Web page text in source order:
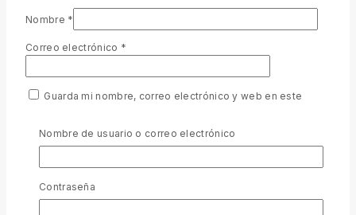
Nombre *
Correo electrónico *
Guarda mi nombre, correo electrónico y web en este
For security, use of Google's reCAPTCHA service is required
which is subject to the GooglePrivacy PolicyandTerms of
Use.
I agree to these terms (required).
Nombre de usuario o correo electrónico
Contraseña